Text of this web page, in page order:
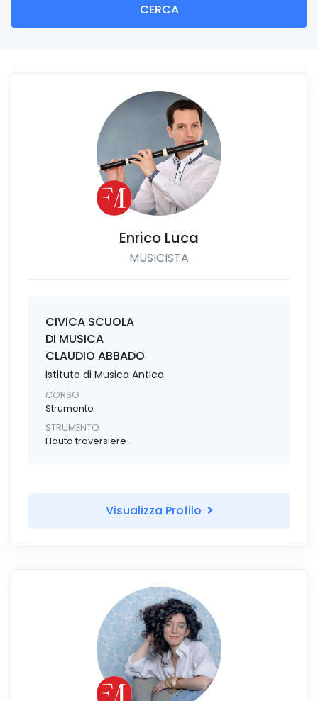
CERCA
Enrico Luca
MUSICISTA
CIVICA SCUOLA
DI MUSICA
CLAUDIO ABBADO
Istituto di Musica Antica
CORSO
Strumento
STRUMENTO
Flauto traversiere
Visualizza Profilo